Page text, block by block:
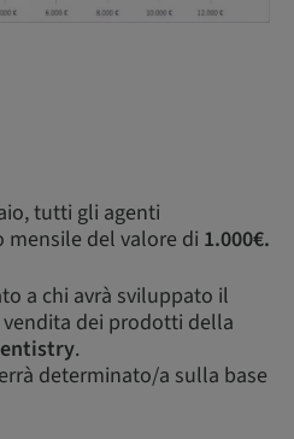
tutti gli agenti
del valore di 1.000€.
a chi avrà sviluppato il
dei prodotti della
.
determinato/a sulla base